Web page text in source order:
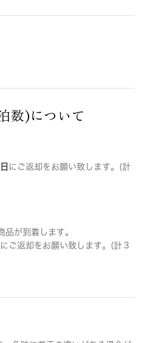
数)について
にご返却をお願い致します。(計
品が到着します。
にご返却をお願い致します。(計３